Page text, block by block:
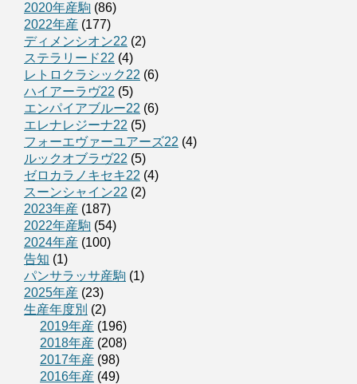
2020年産駒 (86)
2022年産 (177)
ディメンシオン22 (2)
ステラリード22 (4)
レトロクラシック22 (6)
ハイアーラヴ22 (5)
エンパイアブルー22 (6)
エレナレジーナ22 (5)
フォーエヴァーユアーズ22 (4)
ルックオブラヴ22 (5)
ゼロカラノキセキ22 (4)
スーンシャイン22 (2)
2023年産 (187)
2022年産駒 (54)
2024年産 (100)
告知 (1)
パンサラッサ産駒 (1)
2025年産 (23)
生産年度別 (2)
2019年産 (196)
2018年産 (208)
2017年産 (98)
2016年産 (49)